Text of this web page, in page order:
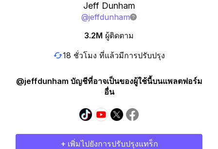
Jeff Dunham
@jeffdunham
3.2M ผู้ติดตาม
18 ชั่วโมง ที่แล้วมีการปรับปรุง
@jeffdunham บัญชีที่อาจเป็นของผู้ใช้นี้บนแพลตฟอร์ม
อื่น
+ เพิ่มไปยังการปรับปรุงแทร็ก